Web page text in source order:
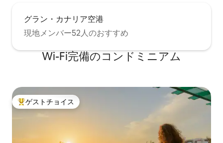
ー、トースター、パントリー、キッチン
用具、6人用の食器。 -ソラナ：ハンガ
ー、洗濯機、乾燥機を洗うための洗面
台。 Solanaにはスポーツ用品（自転車、
釣り竿、サーフボードなど）を保管する
インターネット（ Wi - Fi ）、国際テレビ
衛星テレビ、主寝室とリビングルームの
テレビ。 -リビングルームとマスターベッ
ドルームには電動ブラインド、リビング
ルームのテラスには電動電動遮光リモコ
グラン・カナリア空港
現地メンバー52人のおすすめ
Wi-Fi完備のコンドミニアム
大好評のゲストチョイスです。
ゲストチョイス